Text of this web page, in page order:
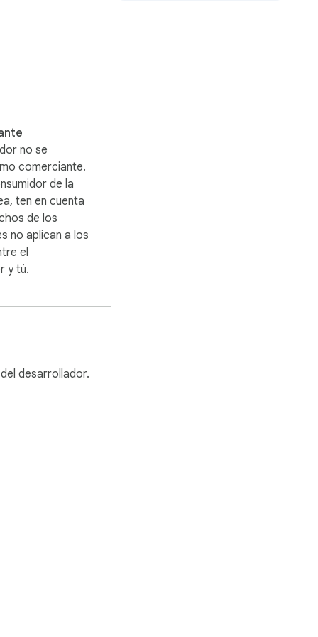
a seguirlas todas.
ya está disponible
una mente más
no se
comerciante.
de la
ten en cuenta
de los
no aplican a los
el
y tú.
desarrollador.